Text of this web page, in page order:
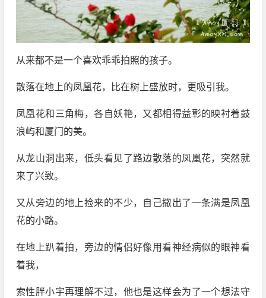
从来都不是一个喜欢乖乖拍照的孩子。
散落在地上的凤凰花，比在树上盛放时，更吸引我。
凤凰花和三角梅，各自妖艳，又都相得益彰的映衬着鼓
浪屿和厦门的美。
从龙山洞出来，低头看见了路边散落的凤凰花，突然就
来了兴致。
又从旁边的地上捡来的不少，自己撒出了一条满是凤凰
花的小路。
在地上趴着拍，旁边的情侣好像用看神经病似的眼神看
着我，
索性胖小宇再理解不过，他也是这样会为了一个想法守